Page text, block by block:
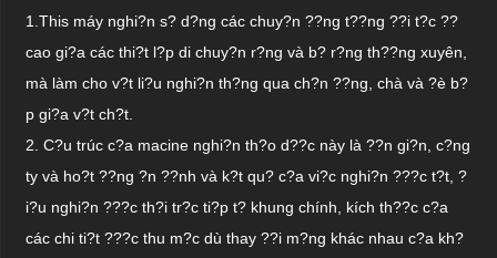
1.This máy nghi?n s? d?ng các chuy?n ??ng t??ng ??i t?c ??
cao gi?a các thi?t l?p di chuy?n r?ng và b? r?ng th??ng xuyên,
mà làm cho v?t li?u nghi?n th?ng qua ch?n ??ng, chà và ?è b?
p gi?a v?t ch?t.
2.C?u trúc c?a macine nghi?n th?o d??c này là ??n gi?n, c?ng
ty và ho?t ??ng ?n ??nh và k?t qu? c?a vi?c nghi?n ???c t?t, ?
i?u nghi?n ???c th?i tr?c ti?p t? khung chính, kích th??c c?a
các chi ti?t ???c thu m?c dù thay ??i m?ng khác nhau c?a kh?